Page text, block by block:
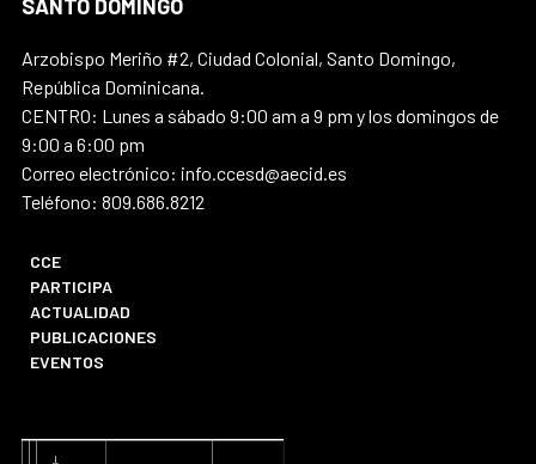
SANTO DOMINGO
Arzobispo Meriño #2, Ciudad Colonial, Santo Domingo,
República Dominicana.
CENTRO: Lunes a sábado 9:00 am a 9 pm y los domingos de
9:00 a 6:00 pm
Correo electrónico: info.ccesd@aecid.es
Teléfono: 809.686.8212
CCE
PARTICIPA
ACTUALIDAD
PUBLICACIONES
EVENTOS